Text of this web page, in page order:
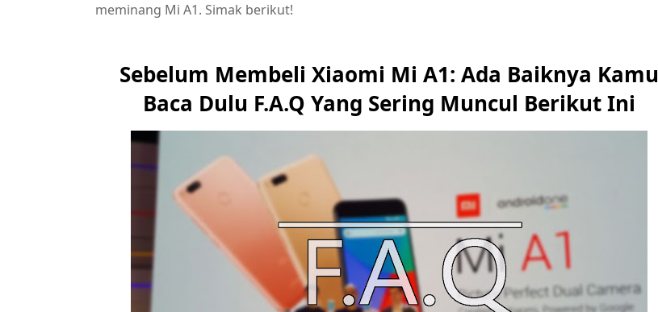
meminang Mi A1. Simak berikut!
Sebelum Membeli Xiaomi Mi A1: Ada Baiknya Kamu
Baca Dulu F.A.Q Yang Sering Muncul Berikut Ini